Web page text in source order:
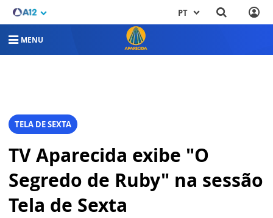
PT
MENU
TELA DE SEXTA
TV Aparecida exibe "O
Segredo de Ruby" na sessão
Tela de Sexta